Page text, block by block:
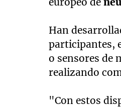
Han
participantes,
o sensores de
realizando
"Con estos